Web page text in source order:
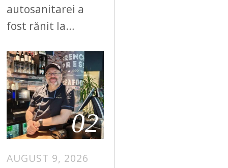
autosanitarei a
fost rănit la…
02
AUGUST 9, 2026